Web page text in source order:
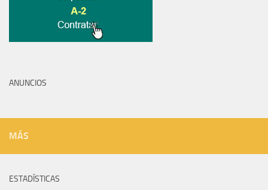
ANUNCIOS
MÁS
ESTADÍSTICAS